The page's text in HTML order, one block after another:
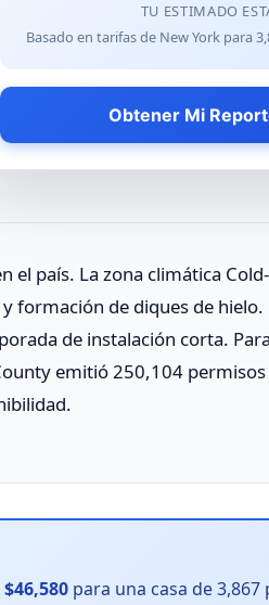
TU ESTIMADO
Basado en tarifas de New York para
Obtener Mi
el país. La zona climática Cold-
formación de diques de hielo.
de instalación corta. Para
emitió 250,104 permisos
para una casa de 3,867